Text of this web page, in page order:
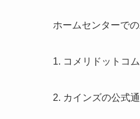
ホームセンターで
1. コメリドットコ
2. カインズの公式